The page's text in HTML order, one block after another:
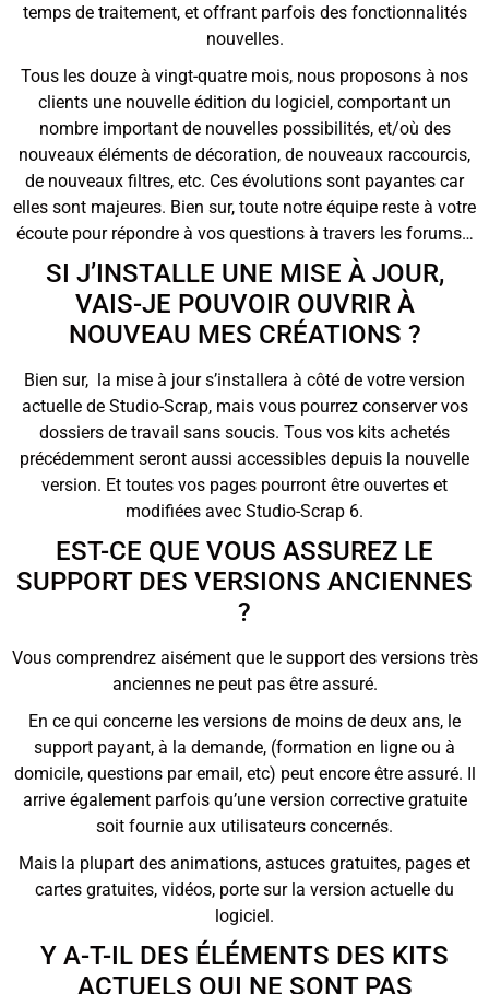
temps de traitement, et offrant parfois des fonctionnalités
nouvelles.
Tous les douze à vingt-quatre mois, nous proposons à nos
clients une nouvelle édition du logiciel, comportant un
nombre important de nouvelles possibilités, et/où des
nouveaux éléments de décoration, de nouveaux raccourcis,
de nouveaux filtres, etc. Ces évolutions sont payantes car
elles sont majeures. Bien sur, toute notre équipe reste à votre
écoute pour répondre à vos questions à travers les forums…
SI J’INSTALLE UNE MISE À JOUR,
VAIS-JE POUVOIR OUVRIR À
NOUVEAU MES CRÉATIONS ?
Bien sur, la mise à jour s’installera à côté de votre version
actuelle de Studio-Scrap, mais vous pourrez conserver vos
dossiers de travail sans soucis. Tous vos kits achetés
précédemment seront aussi accessibles depuis la nouvelle
version. Et toutes vos pages pourront être ouvertes et
modifiées avec Studio-Scrap 6.
EST-CE QUE VOUS ASSUREZ LE
SUPPORT DES VERSIONS ANCIENNES
?
Vous comprendrez aisément que le support des versions très
anciennes ne peut pas être assuré.
En ce qui concerne les versions de moins de deux ans, le
support payant, à la demande, (formation en ligne ou à
domicile, questions par email, etc) peut encore être assuré. Il
arrive également parfois qu’une version corrective gratuite
soit fournie aux utilisateurs concernés.
Mais la plupart des animations, astuces gratuites, pages et
cartes gratuites, vidéos, porte sur la version actuelle du
logiciel.
Y A-T-IL DES ÉLÉMENTS DES KITS
ACTUELS QUI NE SONT PAS